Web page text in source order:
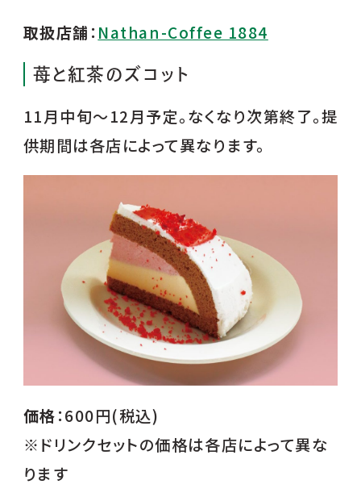
取扱店舗 ： Nathan-Coffee 1884
苺と紅茶のズコット
11月中旬～12月予定。なくなり次第終了。提
供期間は各店によって異なります。
価格：600円(税込)
※ドリンクセットの価格は各店によって異な
ります